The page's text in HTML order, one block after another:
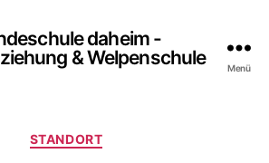
daheim -
& Welpenschule
Menü
Kategorien
STANDORT